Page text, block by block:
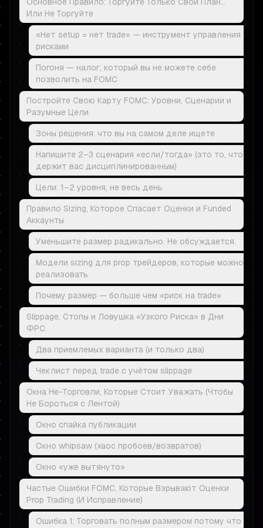
Или Не Торгуйте
«Нет setup = нет trade» — инструмент управления
рисками
Погоня — налог, который вы не можете себе
позволить на FOMC
Постройте Свою Карту FOMC: Уровни, Сценарии и
Разумные Цели
Зоны решения: что вы на самом деле ищете
Напишите 2–3 сценария «если/тогда» (это то, что
держит вас дисциплинированным)
Цели: 1–2 уровня, не весь день
Правило Sizing, Которое Спасает Оценки и Funded
Аккаунты
Уменьшите размер радикально. Не обсуждается.
Модели sizing для prop трейдеров, которые можно
реализовать
Почему размер — больше чем «риск на trade»
Slippage, Стопы и Ловушка «Узкого Риска» в Дни
ФРС
Два приемлемых варианта (и только два)
Чеклист перед trade с учётом slippage
Окна Не-Торговли, Которые Стоит Уважать (Чтобы
Не Бороться с Лентой)
Окно спайка публикации
Окно whipsaw (хаос пробоев/возвратов)
Окно «уже вытянуто»
Частые Ошибки FOMC, Которые Взрывают Оценки
Prop Trading (И Исправление)
Ошибка 1: Торговать полным размером потому что